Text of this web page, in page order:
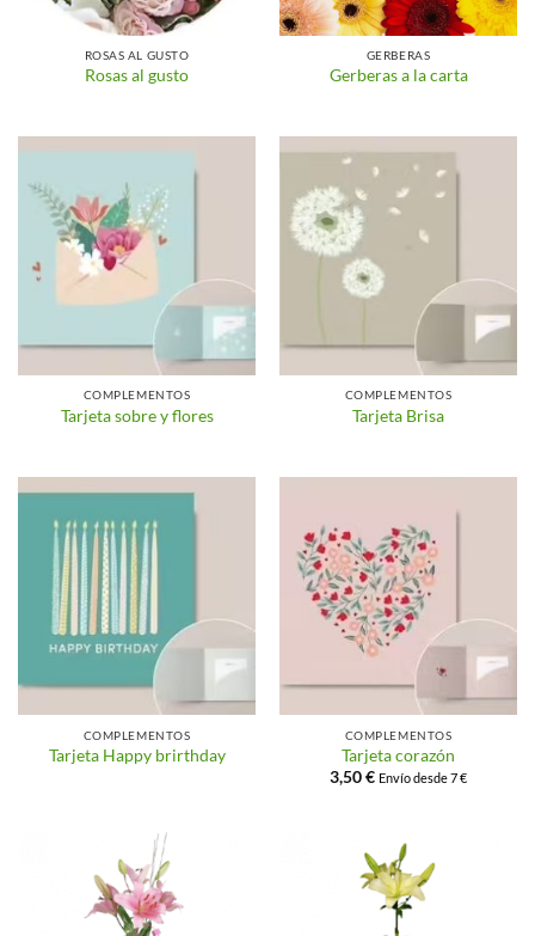
ROSAS AL GUSTO
Rosas al gusto
GERBERAS
Gerberas a la carta
COMPLEMENTOS
Tarjeta sobre y flores
COMPLEMENTOS
Tarjeta Brisa
COMPLEMENTOS
Tarjeta Happy brirthday
COMPLEMENTOS
Tarjeta corazón
3,50€ Envío desde 7 €